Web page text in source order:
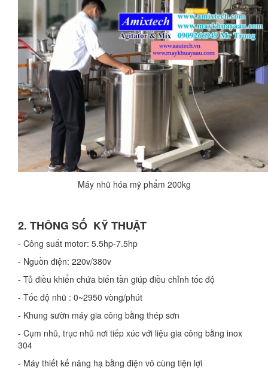
Máy nhũ hóa mỹ phẩm 200kg
2. THÔNG SỐ KỸ THUẬT
- Công suất motor: 5.5hp-7.5hp
- Nguồn điện: 220v/380v
- Tủ điều khiển chứa biến tần giúp điều chỉnh tốc độ
- Tốc độ nhũ : 0~2950 vòng/phút
- Khung sườn máy gia công bằng thép sơn
- Cụm nhũ, trục nhũ nơi tiếp xúc với liệu gia công bằng inox
304
- Máy thiết kế nâng hạ bằng điện vô cùng tiện lợi